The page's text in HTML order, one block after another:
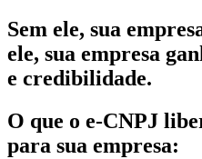
Sem ele, sua
ele, sua empresa
e credibilidade.
O que o e-CNPJ
para sua empresa: